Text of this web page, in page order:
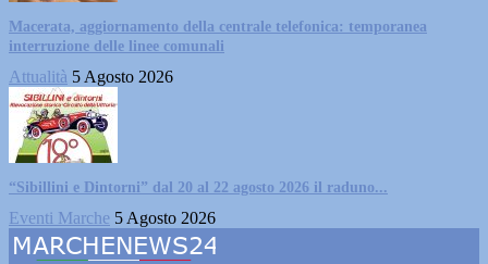
Macerata, aggiornamento della centrale telefonica: temporanea
interruzione delle linee comunali
Attualità 5 Agosto 2026
“Sibillini e Dintorni” dal 20 al 22 agosto 2026 il raduno...
Eventi Marche 5 Agosto 2026